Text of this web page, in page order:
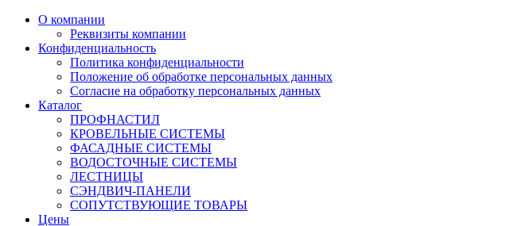
О компании
Реквизиты компании
Конфиденциальность
Политика конфиденциальности
Положение об обработке персональных данных
Согласие на обработку персональных данных
Каталог
ПРОФНАСТИЛ
КРОВЕЛЬНЫЕ СИСТЕМЫ
ФАСАДНЫЕ СИСТЕМЫ
ВОДОСТОЧНЫЕ СИСТЕМЫ
ЛЕСТНИЦЫ
СЭНДВИЧ-ПАНЕЛИ
СОПУТСТВУЮЩИЕ ТОВАРЫ
Цены